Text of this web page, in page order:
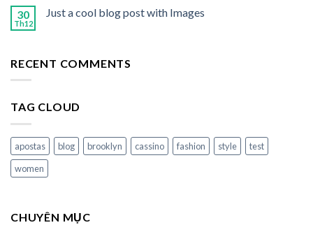
30
Th12
Just a cool blog post with Images
RECENT COMMENTS
TAG CLOUD
apostas blog brooklyn cassino fashion style
test
women
CHUYÊN MỤC